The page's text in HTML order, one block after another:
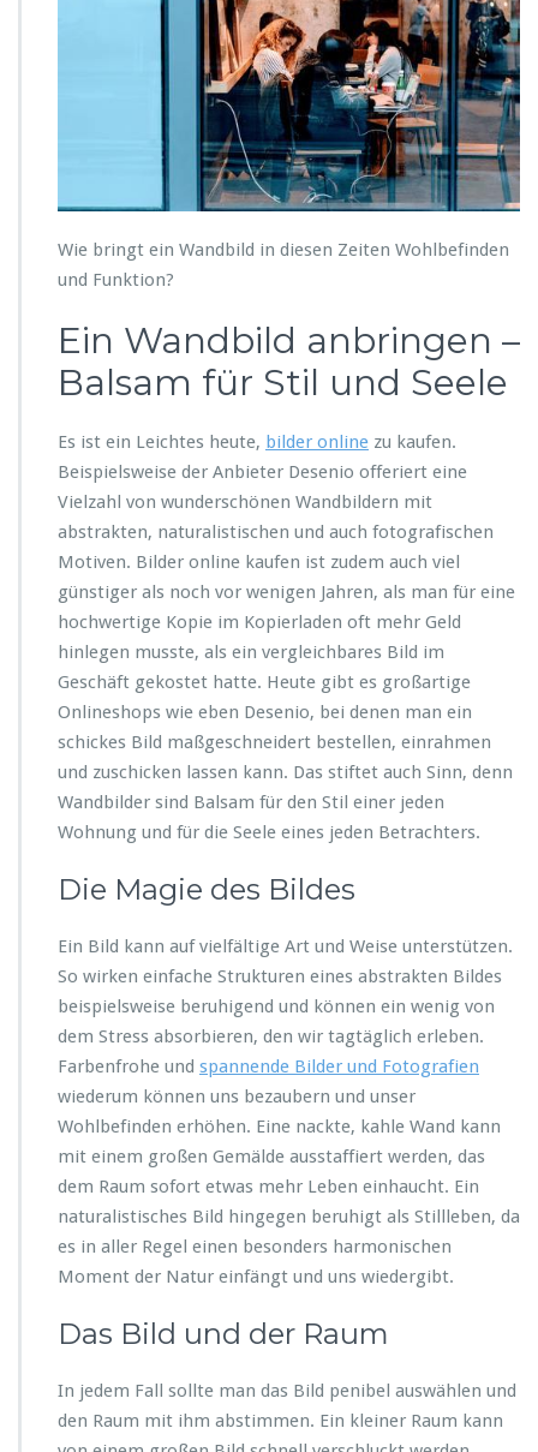
Wie bringt ein Wandbild in diesen Zeiten Wohlbefinden
und Funktion?
Ein Wandbild anbringen –
Balsam für Stil und Seele
Es ist ein Leichtes heute, bilder online zu kaufen.
Beispielsweise der Anbieter Desenio offeriert eine
Vielzahl von wunderschönen Wandbildern mit
abstrakten, naturalistischen und auch fotografischen
Motiven. Bilder online kaufen ist zudem auch viel
günstiger als noch vor wenigen Jahren, als man für eine
hochwertige Kopie im Kopierladen oft mehr Geld
hinlegen musste, als ein vergleichbares Bild im
Geschäft gekostet hatte. Heute gibt es großartige
Onlineshops wie eben Desenio, bei denen man ein
schickes Bild maßgeschneidert bestellen, einrahmen
und zuschicken lassen kann. Das stiftet auch Sinn, denn
Wandbilder sind Balsam für den Stil einer jeden
Wohnung und für die Seele eines jeden Betrachters.
Die Magie des Bildes
Ein Bild kann auf vielfältige Art und Weise unterstützen.
So wirken einfache Strukturen eines abstrakten Bildes
beispielsweise beruhigend und können ein wenig von
dem Stress absorbieren, den wir tagtäglich erleben.
Farbenfrohe und spannende Bilder und Fotografien
wiederum können uns bezaubern und unser
Wohlbefinden erhöhen. Eine nackte, kahle Wand kann
mit einem großen Gemälde ausstaffiert werden, das
dem Raum sofort etwas mehr Leben einhaucht. Ein
naturalistisches Bild hingegen beruhigt als Stillleben, da
es in aller Regel einen besonders harmonischen
Moment der Natur einfängt und uns wiedergibt.
Das Bild und der Raum
In jedem Fall sollte man das Bild penibel auswählen und
den Raum mit ihm abstimmen. Ein kleiner Raum kann